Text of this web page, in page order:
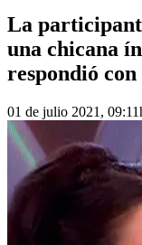
La
una chicana
respondió
01 de julio 2021,